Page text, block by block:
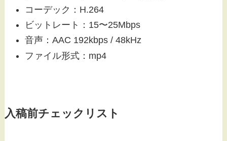
コーデック：H.264
ビットレート：15〜25Mbps
音声：AAC 192kbps / 48kHz
ファイル形式：mp4
入稿前チェックリスト